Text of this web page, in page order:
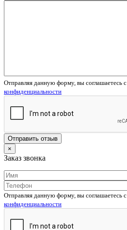
Отправляя данную форму, вы соглашаетесь c
конфиденциальности
×
Заказ звонка
Отправляя данную форму, вы соглашаетесь c
конфиденциальности